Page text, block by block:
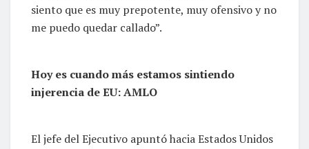
siento que es muy prepotente, muy ofensivo y no
me puedo quedar callado”.
Hoy es cuando más estamos sintiendo
injerencia de EU: AMLO
El jefe del Ejecutivo apuntó hacia Estados Unidos